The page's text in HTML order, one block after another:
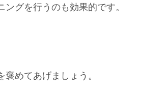
グを行うのも効果的です。
めてあげましょう。